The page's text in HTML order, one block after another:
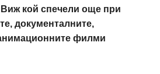
Виж кой спечели още при
документалните,
филми